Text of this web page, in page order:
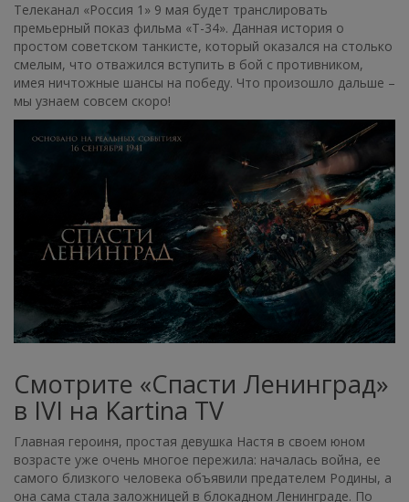
Телеканал «Россия 1» 9 мая будет транслировать
премьерный показ фильма «Т-34». Данная история о
простом советском танкисте, который оказался на столько
смелым, что отважился вступить в бой с противником,
имея ничтожные шансы на победу. Что произошло дальше –
мы узнаем совсем скоро!
Смотрите «Спасти Ленинград»
в IVI на Kartina TV
Главная героиня, простая девушка Настя в своем юном
возрасте уже очень многое пережила: началась война, ее
самого близкого человека объявили предателем Родины, а
она сама стала заложницей в блокадном Ленинграде. По